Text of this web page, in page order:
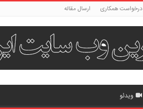
درخواست همکاری ارسال مقاله
ویدئو